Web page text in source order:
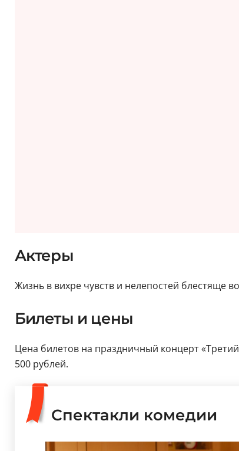
Актеры
Жизнь в вихре чувств и нелепостей блестяще
Билеты и цены
Цена билетов на праздничный концерт
500 рублей.
Спектакли комедии